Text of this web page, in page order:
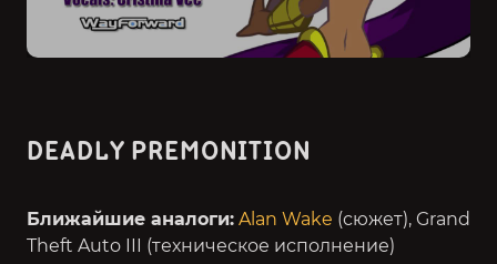
DEADLY PREMONITION
Ближайшие аналоги: Alan Wake (сюжет), Grand
Theft Auto III (техническое исполнение)